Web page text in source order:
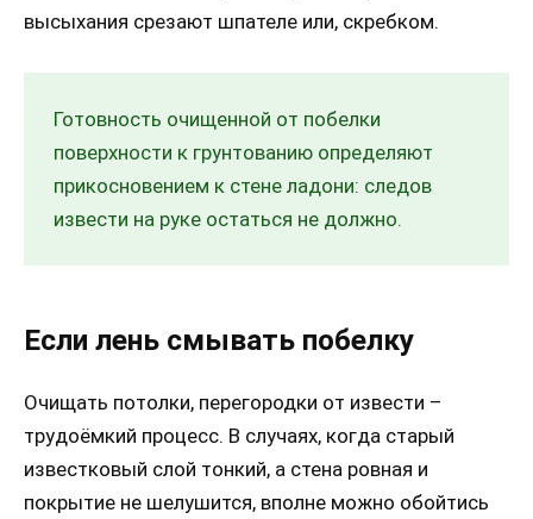
высыхания срезают шпателе или, скребком.
Готовность очищенной от побелки
поверхности к грунтованию определяют
прикосновением к стене ладони: следов
извести на руке остаться не должно.
Если лень смывать побелку
Очищать потолки, перегородки от извести –
трудоёмкий процесс. В случаях, когда старый
известковый слой тонкий, а стена ровная и
покрытие не шелушится, вполне можно обойтись